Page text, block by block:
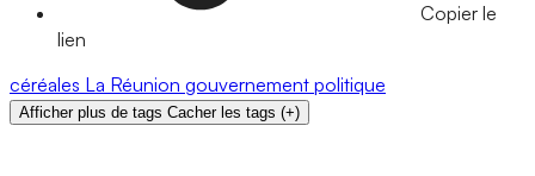
Copier le
lien
céréales La Réunion gouvernement politique
Afficher plus de tags Cacher les tags (+)